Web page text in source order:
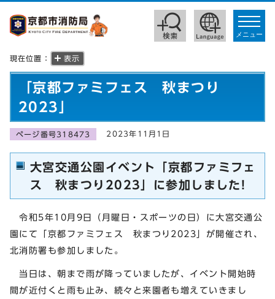
toggle
メニュー
現在位置： 表示
「京都ファミフェス 秋まつり
2023」
ページ番号318473 2023年11月1日
大宮交通公園イベント「京都ファミフェ
ス 秋まつり2023」に参加しました!
令和5年10月9日（月曜日・スポーツの日）に大宮交通公
園にて「京都ファミフェス 秋まつり2023」が開催され、
北消防署も参加しました。
当日は、朝まで雨が降っていましたが、イベント開始時
間が近付くと雨も止み、続々と来園者も増えていきまし